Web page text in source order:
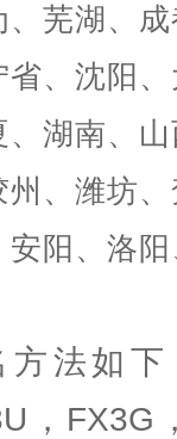
芜湖、
、沈阳
湖南、
、潍坊
阳、洛
法如
，FX3G